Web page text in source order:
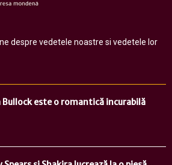
despre vedetele noastre si vedetele lor
Bullock este o romantică incurabilă